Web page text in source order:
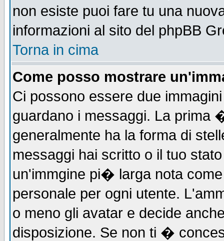
non esiste puoi fare tu una
informazioni al sito del phpBB
Torna in cima
Come posso mostrare
Ci possono essere due
guardano i messaggi. La prima
generalmente ha la forma di
messaggi hai scritto o il tuo
un'immgine pi� larga nota
personale per ogni utente.
o meno gli avatar e decide
disposizione. Se non ti �